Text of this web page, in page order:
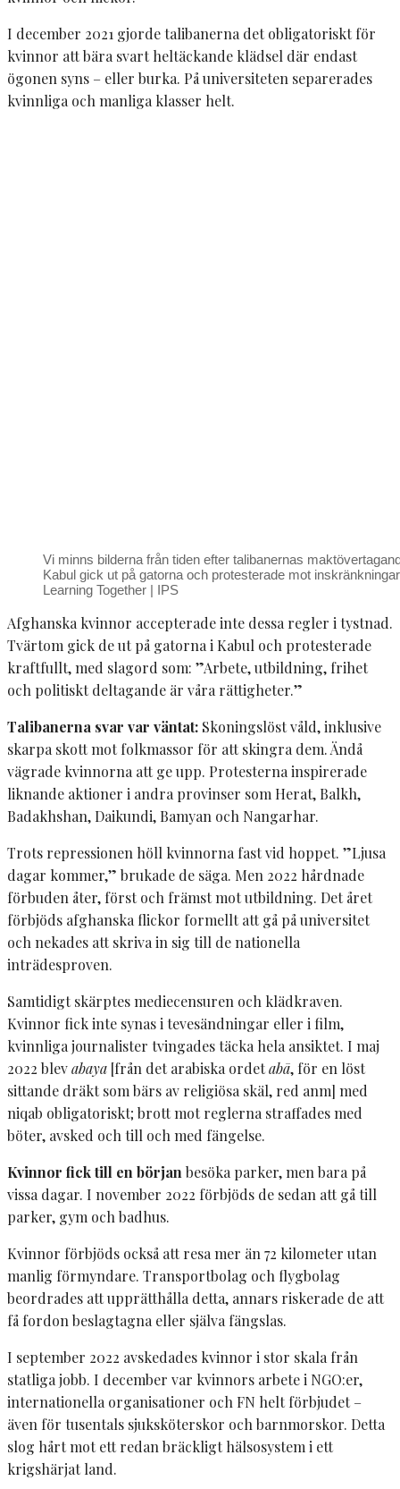
I december 2021 gjorde talibanerna det obligatoriskt för
kvinnor att bära svart heltäckande klädsel där endast
ögonen syns – eller burka. På universiteten separerades
kvinnliga och manliga klasser helt.
Vi minns bilderna från tiden efter talibanernas
Kabul gick ut på gatorna och protesterade mot
Learning Together | IPS
Afghanska kvinnor accepterade inte dessa regler i tystnad.
Tvärtom gick de ut på gatorna i Kabul och protesterade
kraftfullt, med slagord som: ”Arbete, utbildning, frihet
och politiskt deltagande är våra rättigheter.”
Talibanerna svar var väntat: Skoningslöst våld, inklusive
skarpa skott mot folkmassor för att skingra dem. Ändå
vägrade kvinnorna att ge upp. Protesterna inspirerade
liknande aktioner i andra provinser som Herat, Balkh,
Badakhshan, Daikundi, Bamyan och Nangarhar.
Trots repressionen höll kvinnorna fast vid hoppet. ”Ljusa
dagar kommer,” brukade de säga. Men 2022 hårdnade
förbuden åter, först och främst mot utbildning. Det året
förbjöds afghanska flickor formellt att gå på universitet
och nekades att skriva in sig till de nationella
inträdesproven.
Samtidigt skärptes mediecensuren och klädkraven.
Kvinnor fick inte synas i tevesändningar eller i film,
kvinnliga journalister tvingades täcka hela ansiktet. I maj
2022 blevabaya [från det arabiska ordetabā, för en löst
sittande dräkt som bärs av religiösa skäl, red anm] med
niqab obligatoriskt; brott mot reglerna straffades med
böter, avsked och till och med fängelse.
Kvinnor fick till en början besöka parker, men bara på
vissa dagar. I november 2022 förbjöds de sedan att gå till
parker, gym och badhus.
Kvinnor förbjöds också att resa mer än 72 kilometer utan
manlig förmyndare. Transportbolag och flygbolag
beordrades att upprätthålla detta, annars riskerade de att
få fordon beslagtagna eller själva fängslas.
I september 2022 avskedades kvinnor i stor skala från
statliga jobb. I december var kvinnors arbete i NGO:er,
internationella organisationer och FN helt förbjudet –
även för tusentals sjuksköterskor och barnmorskor. Detta
slog hårt mot ett redan bräckligt hälsosystem i ett
krigshärjat land.